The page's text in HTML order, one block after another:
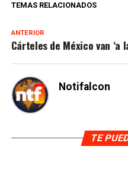
TEMAS RELACIONADOS
ANTERIOR
Cárteles de México van ‘a
Notifalcon
TE